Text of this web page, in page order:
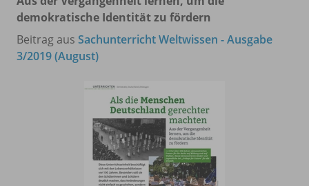
demokratische Identität zu fördern
Beitrag aus Sachunterricht Weltwissen - Ausgabe
3/2019 (August)